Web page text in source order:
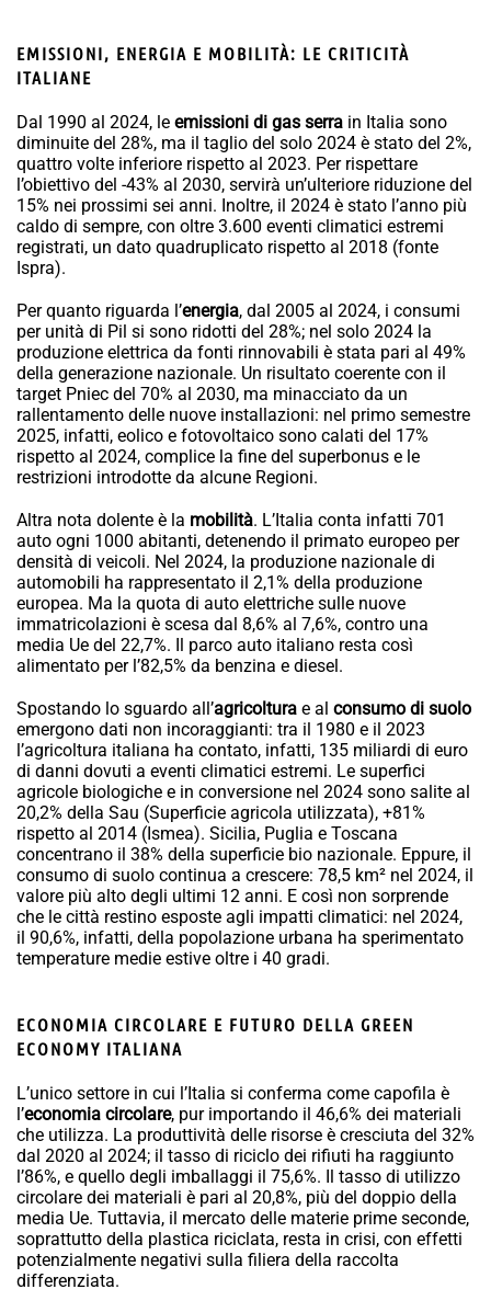
EMISSIONI, ENERGIA E MOBILITÀ: LE CRITICITÀ
ITALIANE
Dal 1990 al 2024, le emissioni di gas serra in Italia sono
diminuite del 28%, ma il taglio del solo 2024 è stato del 2%,
quattro volte inferiore rispetto al 2023. Per rispettare
l’obiettivo del -43% al 2030, servirà un’ulteriore riduzione del
15% nei prossimi sei anni. Inoltre, il 2024 è stato l’anno più
caldo di sempre, con oltre 3.600 eventi climatici estremi
registrati, un dato quadruplicato rispetto al 2018 (fonte
Ispra).
Per quanto riguarda l’energia, dal 2005 al 2024, i consumi
per unità di Pil si sono ridotti del 28%; nel solo 2024 la
produzione elettrica da fonti rinnovabili è stata pari al 49%
della generazione nazionale. Un risultato coerente con il
target Pniec del 70% al 2030, ma minacciato da un
rallentamento delle nuove installazioni: nel primo semestre
2025, infatti, eolico e fotovoltaico sono calati del 17%
rispetto al 2024, complice la fine del superbonus e le
restrizioni introdotte da alcune Regioni.
Altra nota dolente è la mobilità. L’Italia conta infatti 701
auto ogni 1000 abitanti, detenendo il primato europeo per
densità di veicoli. Nel 2024, la produzione nazionale di
automobili ha rappresentato il 2,1% della produzione
europea. Ma la quota di auto elettriche sulle nuove
immatricolazioni è scesa dal 8,6% al 7,6%, contro una
media Ue del 22,7%. Il parco auto italiano resta così
alimentato per l’82,5% da benzina e diesel.
Spostando lo sguardo all’agricoltura e al consumo di suolo
emergono dati non incoraggianti: tra il 1980 e il 2023
l’agricoltura italiana ha contato, infatti, 135 miliardi di euro
di danni dovuti a eventi climatici estremi. Le superfici
agricole biologiche e in conversione nel 2024 sono salite al
20,2% della Sau (Superficie agricola utilizzata), +81%
rispetto al 2014 (Ismea). Sicilia, Puglia e Toscana
concentrano il 38% della superficie bio nazionale. Eppure, il
consumo di suolo continua a crescere: 78,5 km² nel 2024, il
valore più alto degli ultimi 12 anni. E così non sorprende
che le città restino esposte agli impatti climatici: nel 2024,
il 90,6%, infatti, della popolazione urbana ha sperimentato
temperature medie estive oltre i 40 gradi.
ECONOMIA CIRCOLARE E FUTURO DELLA GREEN
ECONOMY ITALIANA
L’unico settore in cui l’Italia si conferma come capofila è
l’economia circolare, pur importando il 46,6% dei materiali
che utilizza. La produttività delle risorse è cresciuta del 32%
dal 2020 al 2024; il tasso di riciclo dei rifiuti ha raggiunto
l’86%, e quello degli imballaggi il 75,6%. Il tasso di utilizzo
circolare dei materiali è pari al 20,8%, più del doppio della
media Ue. Tuttavia, il mercato delle materie prime seconde,
soprattutto della plastica riciclata, resta in crisi, con effetti
potenzialmente negativi sulla filiera della raccolta
differenziata.